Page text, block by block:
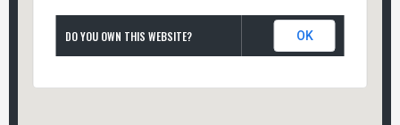
DO YOU OWN THIS WEBSITE? OK